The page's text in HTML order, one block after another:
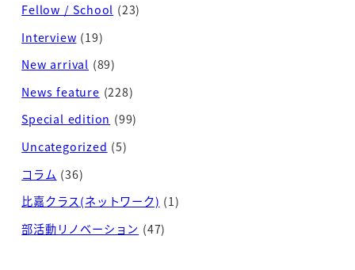
Fellow / School (23)
Interview (19)
New arrival (89)
News feature (228)
Special edition (99)
Uncategorized (5)
コラム (36)
比嘉クラス(ネットワーク) (1)
部活動リノベーション (47)